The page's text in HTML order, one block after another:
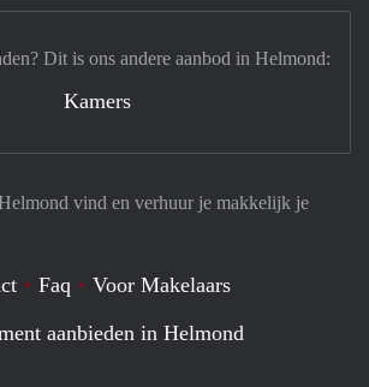
vind en verhuur je makkelijk je
Faq
Voor Makelaars
aanbieden in Helmond
Dit is ons andere aanbod in Helmond:
Kamers